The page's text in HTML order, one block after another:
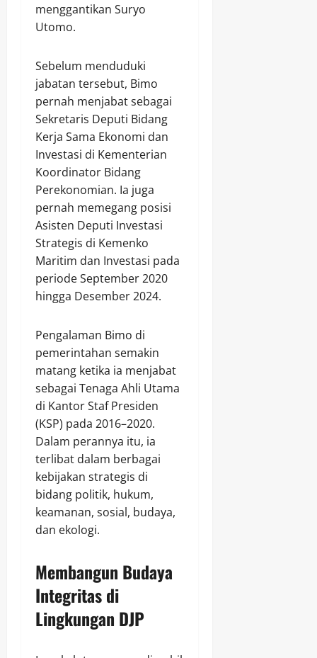
menggantikan Suryo
Utomo.
Sebelum menduduki
jabatan tersebut, Bimo
pernah menjabat sebagai
Sekretaris Deputi Bidang
Kerja Sama Ekonomi dan
Investasi di Kementerian
Koordinator Bidang
Perekonomian. Ia juga
pernah memegang posisi
Asisten Deputi Investasi
Strategis di Kemenko
Maritim dan Investasi pada
periode September 2020
hingga Desember 2024.
Pengalaman Bimo di
pemerintahan semakin
matang ketika ia menjabat
sebagai Tenaga Ahli Utama
di Kantor Staf Presiden
(KSP) pada 2016–2020.
Dalam perannya itu, ia
terlibat dalam berbagai
kebijakan strategis di
bidang politik, hukum,
keamanan, sosial, budaya,
dan ekologi.
Membangun Budaya
Integritas di
Lingkungan DJP